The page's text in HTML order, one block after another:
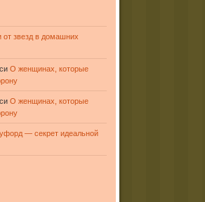
от звезд в домашних
О женщинах, которые
О женщинах, которые
— секрет идеальной